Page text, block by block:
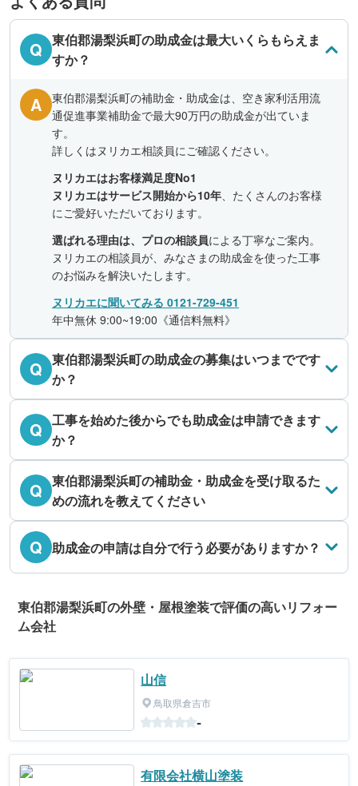
Q 東伯郡湯梨浜町の助成金は最大いくらもらえま
すか？
A
東伯郡湯梨浜町の補助金・助成金は、空き家利活用流
通促進事業補助金で最大90万円の助成金が出ていま
す。
詳しくはヌリカエ相談員にご確認ください。
ヌリカエはお客様満足度No1
ヌリカエはサービス開始から10年、たくさんのお客様
にご愛好いただいております。
選ばれる理由は、プロの相談員による丁寧なご案内。
ヌリカエの相談員が、みなさまの助成金を使った工事
のお悩みを解決いたします。
ヌリカエに聞いてみる 0121-729-451
年中無休 9:00~19:00《通信料無料》
Q 東伯郡湯梨浜町の助成金の募集はいつまでです
か？
Q 工事を始めた後からでも助成金は申請できます
か？
Q 東伯郡湯梨浜町の補助金・助成金を受け取るた
めの流れを教えてください
Q 助成金の申請は自分で行う必要がありますか？
東伯郡湯梨浜町の外壁・屋根塗装で評価の高いリフォー
ム会社
山信
鳥取県倉吉市
-
有限会社横山塗装